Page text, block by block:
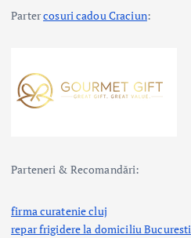
Partercosuri cadou Craciun:
Parteneri & Recomandări:
firma curatenie cluj
repar frigidere la domiciliu Bucuresti